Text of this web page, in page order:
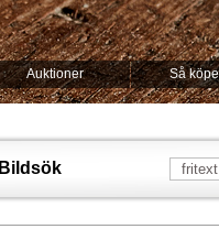
Auktioner Så
Bildsök